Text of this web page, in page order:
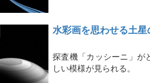
水彩画を思わせる土
探査機「カッシーニ」が
しい模様が見られる。